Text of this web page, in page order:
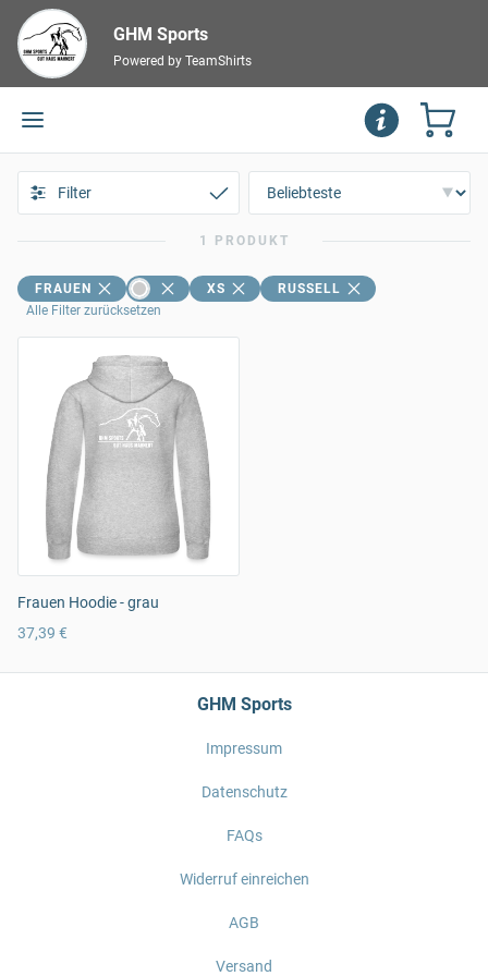
GHM Sports
Powered by TeamShirts
Filter
1 PRODUKT
FRAUEN XS
RUSSELL
Alle Filter zurücksetzen
Frauen Hoodie - grau
37,39 €
GHM Sports
Impressum
Datenschutz
FAQs
Widerruf einreichen
AGB
Versand